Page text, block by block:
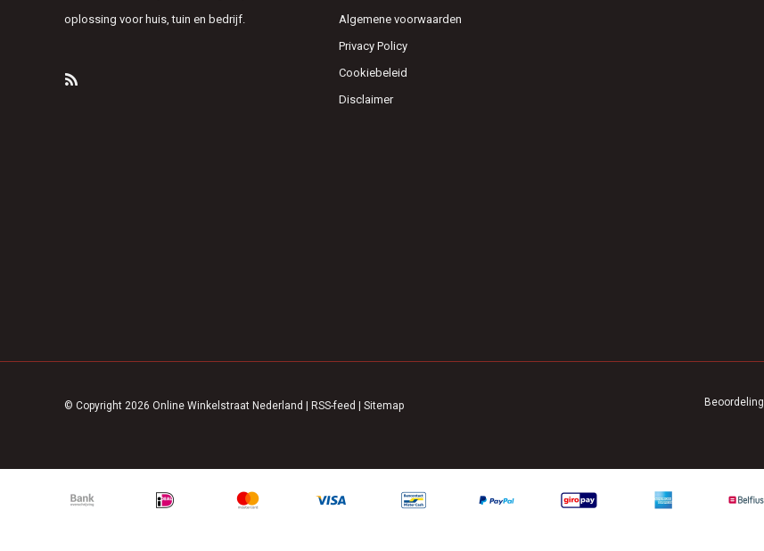
oplossing voor huis, tuin en bedrijf.
Algemene voorwaarden
Privacy Policy
Cookiebeleid
Disclaimer
© Copyright 2026 Online Winkelstraat Nederland RSS-feed Sitemap Beoordeling